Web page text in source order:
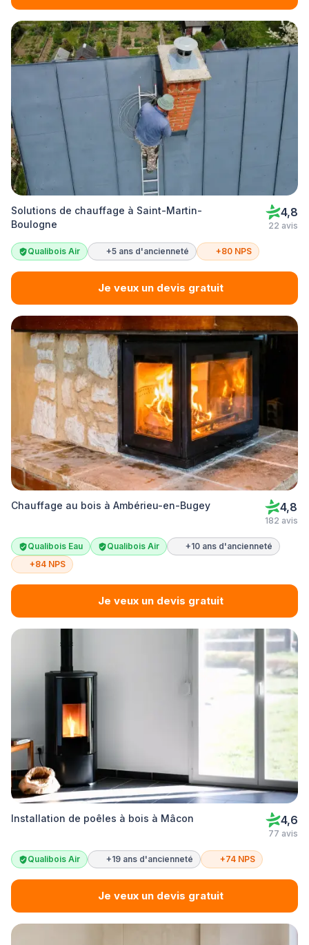
Solutions de chauffage à Saint-Martin-
Boulogne
4,8
22 avis
Qualibois Air +5 ans d'ancienneté +80 NPS
Je veux un devis gratuit
Chauffage au bois à Ambérieu-en-Bugey 4,8
182 avis
Qualibois Eau Qualibois Air
+10 ans d'ancienneté
+84 NPS
Je veux un devis gratuit
Installation de poêles à bois à Mâcon 4,6
77 avis
Qualibois Air +19 ans d'ancienneté +74 NPS
Je veux un devis gratuit